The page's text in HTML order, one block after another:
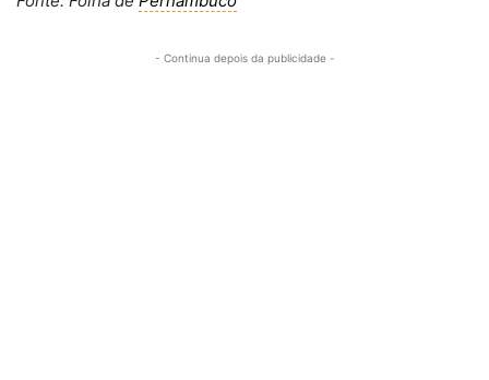
- Continua depois da publicidade -